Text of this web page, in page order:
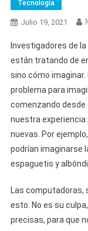
Tecnología
Julio 19, 2021
Investigadores de
están tratando de
sino cómo
problema para
comenzando desde
nuestra
nuevas. Por
podrían imaginarse
espaguetis y
Las computadoras,
esto. No es su
precisas, para que